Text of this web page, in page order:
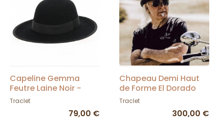
Capeline Gemma
Feutre Laine Noir -
Traclet
Traclet
79,00 €
Chapeau Demi Haut
de Forme El Dorado
Cuir Noir - Head'N
Traclet
300,00 €